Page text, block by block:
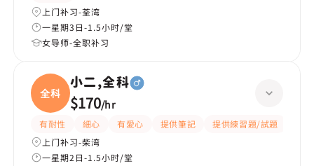
上门补习-荃湾
一星期3日-1.5小时/堂
女导师-全职补习
全科
小二,全科
$170/hr
有耐性 細心 有愛心 提供筆記 提供練習題/試題
上门补习-柴湾
一星期2日-1.5小时/堂